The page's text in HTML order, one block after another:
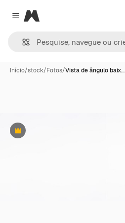
Close menu
Magnific
Início/stock/Fotos/Vista de ângulo baix…
Premium